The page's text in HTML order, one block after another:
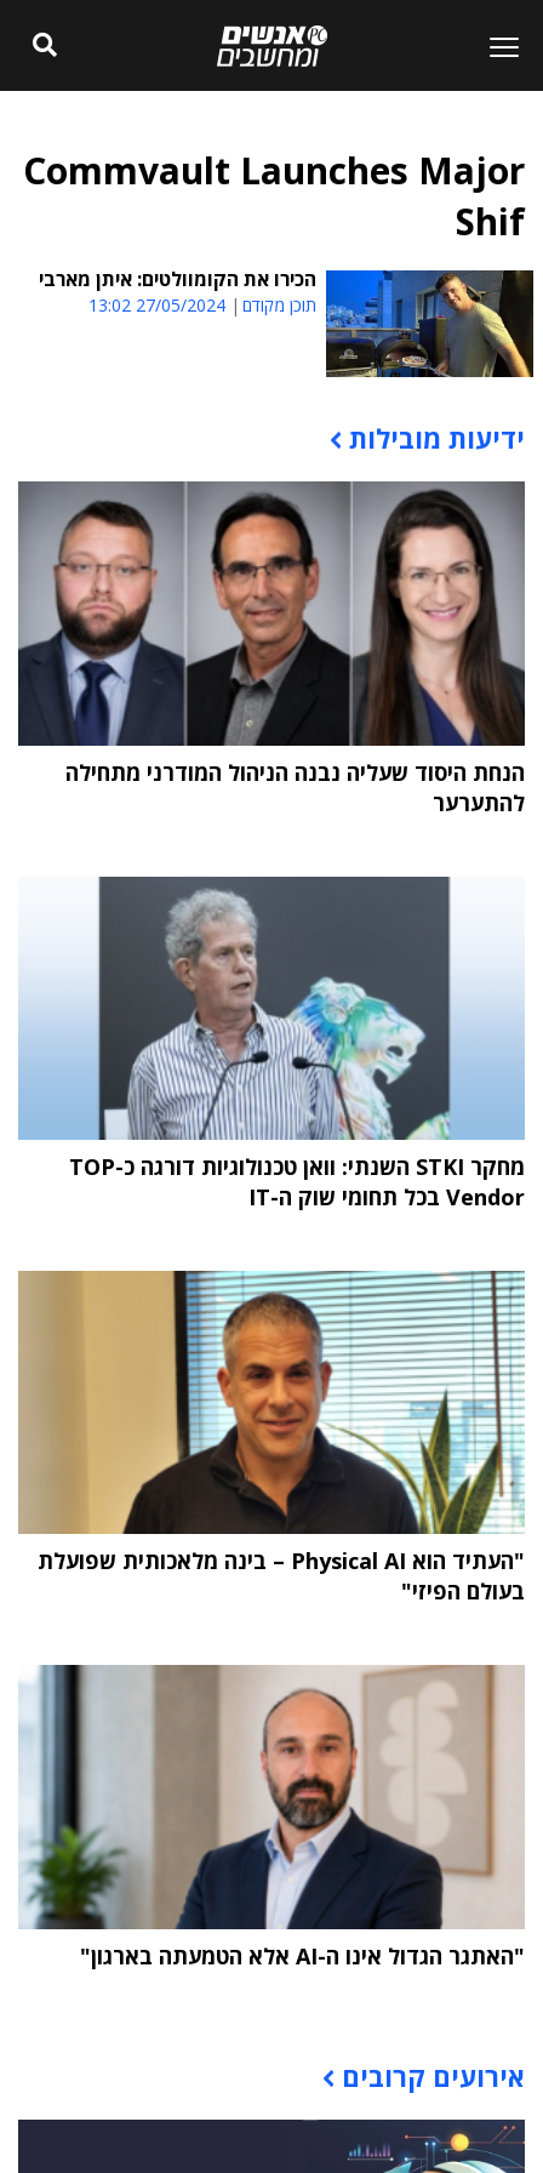
Commvault Launches Major
Shif
הכירו את הקומוולטים: איתן מארבי
תוכן מקודם 27/05/2024 13:02
תוכן פרסומי
ידיעות מובילות
הנחת היסוד שעליה נבנה הניהול המודרני מתחילה
להתערער
מחקר STKI השנתי: וואן טכנולוגיות דורגה כ-TOP
Vendor בכל תחומי שוק ה-IT
"העתיד הוא Physical AI – בינה מלאכותית שפועלת
בעולם הפיזי"
"האתגר הגדול אינו ה-AI אלא הטמעתה בארגון"
אירועים קרובים